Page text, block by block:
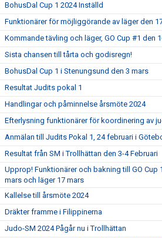
BohusDal Cup 1 2024 Inställd
Funktionärer för möjliggörande av läger den
Kommande tävling och läger, GO Cup #1 den
Sista chansen till tårta och godisregn!
BohusDal Cup 1 i Stenungsund den 3 mars
Resultat Judits pokal 1
Handlingar och påminnelse årsmöte 2024
Efterlysning funktionärer för koordinering av
Anmälan till Judits Pokal 1, 24 februari i
Resultat från SM i Trollhättan den 3-4 Februari
Upprop! Funktionärer och bakning till GO Cup
mars och läger 17 mars
Kallelse till årsmöte 2024
Dräkter framme i Filippinerna
Judo-SM 2024 Pågår nu i Trollhättan